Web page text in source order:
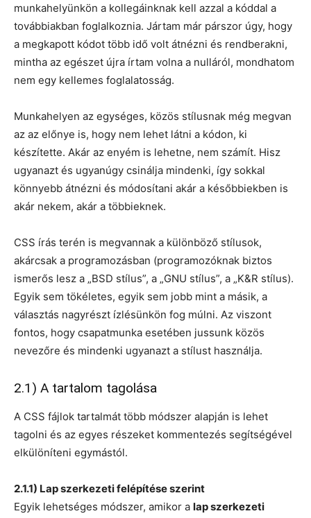
munkahelyünkön a kollegáinknak kell azzal a kóddal a
továbbiakban foglalkoznia. Jártam már párszor úgy, hogy
a megkapott kódot több idő volt átnézni és rendberakni,
mintha az egészet újra írtam volna a nulláról, mondhatom
nem egy kellemes foglalatosság.
Munkahelyen az egységes, közös stílusnak még megvan
az az előnye is, hogy nem lehet látni a kódon, ki
készítette. Akár az enyém is lehetne, nem számít. Hisz
ugyanazt és ugyanúgy csinálja mindenki, így sokkal
könnyebb átnézni és módosítani akár a későbbiekben is
akár nekem, akár a többieknek.
CSS írás terén is megvannak a különböző stílusok,
akárcsak a programozásban (programozóknak biztos
ismerős lesz a „BSD stílus”, a „GNU stílus”, a „K&R stílus).
Egyik sem tökéletes, egyik sem jobb mint a másik, a
választás nagyrészt ízlésünkön fog múlni. Az viszont
fontos, hogy csapatmunka esetében jussunk közös
nevezőre és mindenki ugyanazt a stílust használja.
2.1) A tartalom tagolása
A CSS fájlok tartalmát több módszer alapján is lehet
tagolni és az egyes részeket kommentezés segítségével
elkülöníteni egymástól.
2.1.1) Lap szerkezeti felépítése szerint
Egyik lehetséges módszer, amikor a lap szerkezeti